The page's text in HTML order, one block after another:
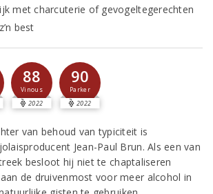
met charcuterie of gevogeltegerechten
best
88
Vinous
2022
90
Parker
2022
van behoud van typiciteit is
Jean-Paul Brun. Als een van
besloot hij niet te chaptaliseren
de druivenmost voor meer alcohol in